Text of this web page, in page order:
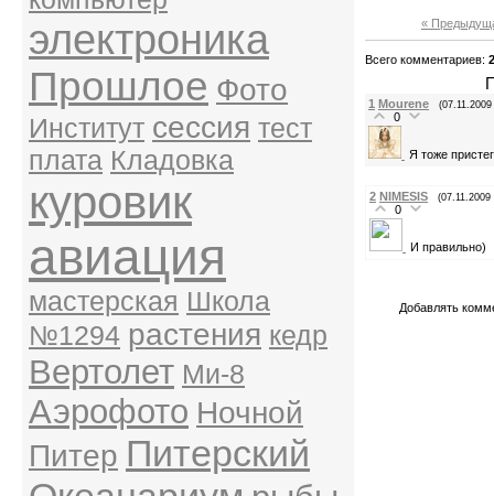
электроника
Прошлое Фото
Институт сессия тест
плата Кладовка
куровик
авиация
мастерская Школа
№1294 растения кедр
Вертолет Ми-8
Аэрофото Ночной
Питер Питерский
«
Всего комментариев: 2
1 Mourene
0
Я тоже
2 NIMESIS (07.11.2009
0
И правильно)
Добавлять